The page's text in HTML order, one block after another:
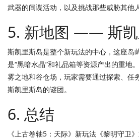
武器的间谍活动，以及挑战那些威胁其他
5. 新地图 —— 斯凯
斯凯里斯岛是整个新玩法的中心，这座岛
是“黑暗水晶”和礼品箱等资源产出的重地
雾之地和谷仓场，玩家需要通过探索、任
斯凯里斯岛的谜团。
6. 总结
《上古卷轴5：天际》新玩法《黎明守卫